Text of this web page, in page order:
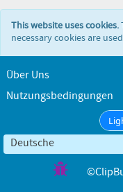
This website uses cookies.
necessary cookies are
Über Uns
Nutzungsbedingungen
Deutsche